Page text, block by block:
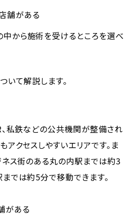
舗がある
中から施術を受けるところを選べ
いて解説します。
私鉄などの公共機関が整備され
アクセスしやすいエリアです。ま
ネス街のある丸の内駅までは約3
では約5分で移動できます。
がある